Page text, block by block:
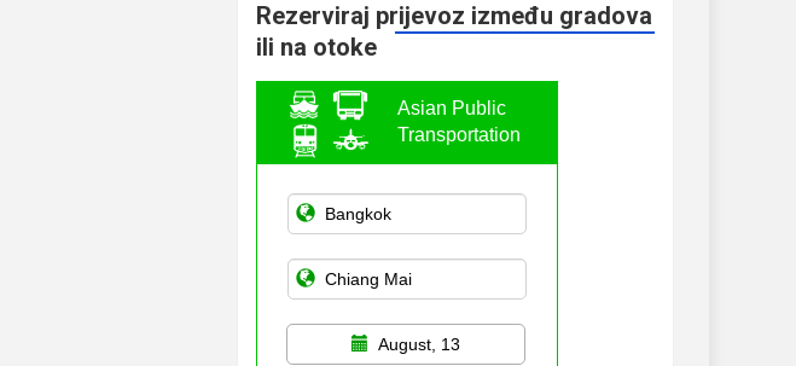
Rezerviraj prijevoz između gradova
ili na otoke
Asian Public
Transportation
August, 13